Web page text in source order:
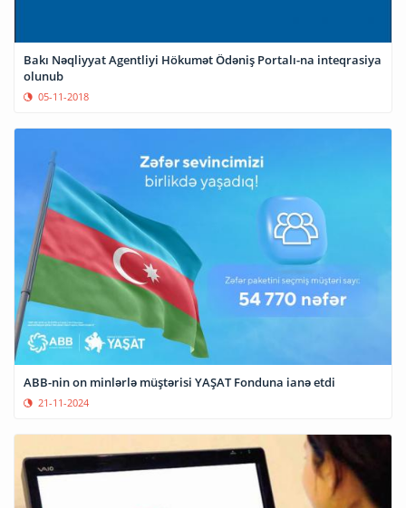
Bakı Nəqliyyat Agentliyi Hökumət Ödəniş Portalı-na inteqrasiya
olunub
05-11-2018
ABB-nin on minlərlə müştərisi YAŞAT Fonduna ianə etdi
21-11-2024